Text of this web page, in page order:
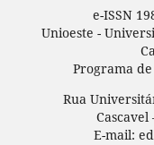
e-ISSN
Unioeste -
Programa de
Rua
Cascavel
E-mail: